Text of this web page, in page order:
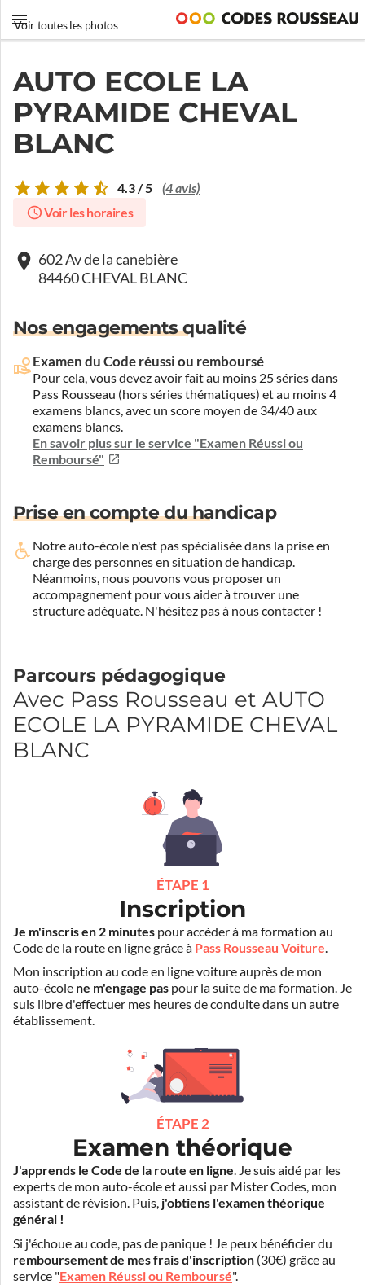
Voir toutes les photos
AUTO ECOLE LA
PYRAMIDE CHEVAL
BLANC
4.3 / 5 (4 avis)
Voir les horaires
602 Av de la canebière
84460 CHEVAL BLANC
Nos engagements qualité
Examen du Code réussi ou remboursé
Pour cela, vous devez avoir fait au moins 25 séries dans
Pass Rousseau (hors séries thématiques) et au moins 4
examens blancs, avec un score moyen de 34/40 aux
examens blancs.
En savoir plus sur le service "Examen Réussi ou
Remboursé"
Prise en compte du handicap
Notre auto-école n'est pas spécialisée dans la prise en
charge des personnes en situation de handicap.
Néanmoins, nous pouvons vous proposer un
accompagnement pour vous aider à trouver une
structure adéquate. N'hésitez pas à nous contacter !
Parcours pédagogique
Avec Pass Rousseau et AUTO
ECOLE LA PYRAMIDE CHEVAL
BLANC
ÉTAPE 1
Inscription
Je m'inscris en 2 minutes pour accéder à ma formation au
Code de la route en ligne grâce à Pass Rousseau Voiture.
Mon inscription au code en ligne voiture auprès de mon
auto-école ne m'engage pas pour la suite de ma formation. Je
suis libre d'effectuer mes heures de conduite dans un autre
établissement.
ÉTAPE 2
Examen théorique
J'apprends le Code de la route en ligne. Je suis aidé par les
experts de mon auto-école et aussi par Mister Codes, mon
assistant de révision. Puis, j'obtiens l'examen théorique
général !
Si j'échoue au code, pas de panique ! Je peux bénéficier du
remboursement de mes frais d'inscription (30€) grâce au
service "Examen Réussi ou Remboursé".